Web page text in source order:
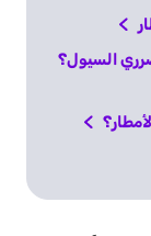
السيول؟